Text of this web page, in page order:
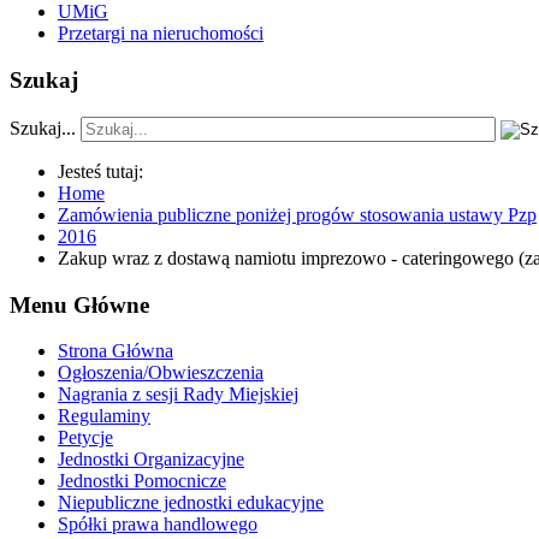
UMiG
Przetargi na nieruchomości
Szukaj
Szukaj...
Jesteś tutaj:
Home
Zamówienia publiczne poniżej progów stosowania ustawy Pzp
2016
Zakup wraz z dostawą namiotu imprezowo - cateringowego
Menu Główne
Strona Główna
Ogłoszenia/Obwieszczenia
Nagrania z sesji Rady Miejskiej
Regulaminy
Petycje
Jednostki Organizacyjne
Jednostki Pomocnicze
Niepubliczne jednostki edukacyjne
Spółki prawa handlowego